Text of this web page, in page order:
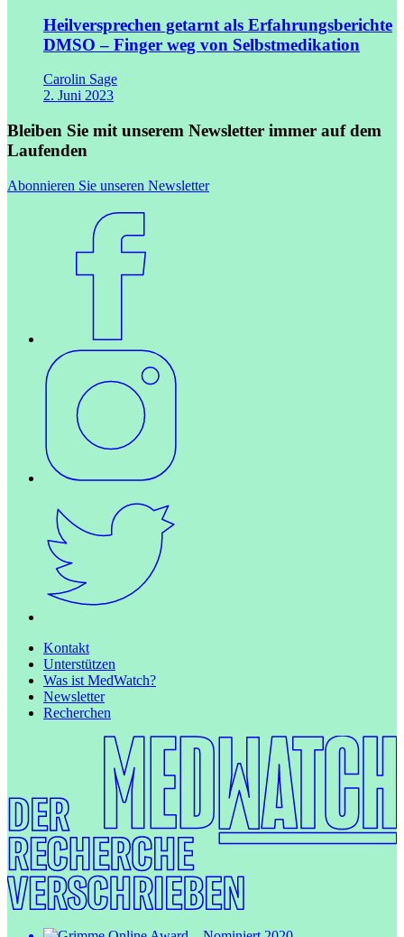
Heilversprechen getarnt als Erfahrungsberichte
DMSO – Finger weg von Selbstmedikation
Carolin Sage
2. Juni 2023
Bleiben Sie mit unserem Newsletter immer auf dem
Laufenden
Abonnieren Sie unseren Newsletter
Kontakt
Unterstützen
Was ist MedWatch?
Newsletter
Recherchen